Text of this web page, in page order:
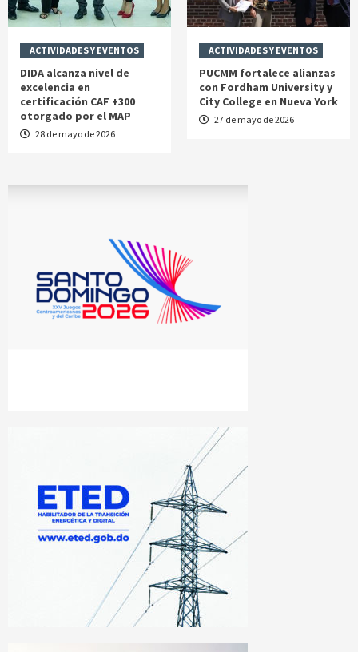
ACTIVIDADES Y EVENTOS
DIDA alcanza nivel de
excelencia en
certificación CAF +300
otorgado por el MAP
28 de mayo de 2026
ACTIVIDADES Y EVENTOS
PUCMM fortalece alianzas
con Fordham University y
City College en Nueva York
27 de mayo de 2026